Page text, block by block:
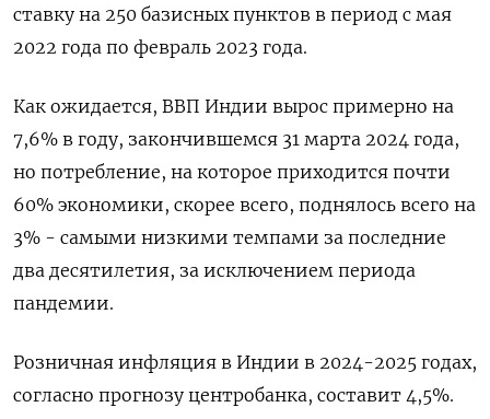
ставку на 250 базисных пунктов в период с мая
2022 года по февраль 2023 года.
Как ожидается, ВВП Индии вырос примерно на
7,6% в году, закончившемся 31 марта 2024 года,
но потребление, на которое приходится почти
60% экономики, скорее всего, поднялось всего на
3% - самыми низкими темпами за последние
два десятилетия, за исключением периода
пандемии.
Розничная инфляция в Индии в 2024-2025 годах,
согласно прогнозу центробанка, составит 4,5%.